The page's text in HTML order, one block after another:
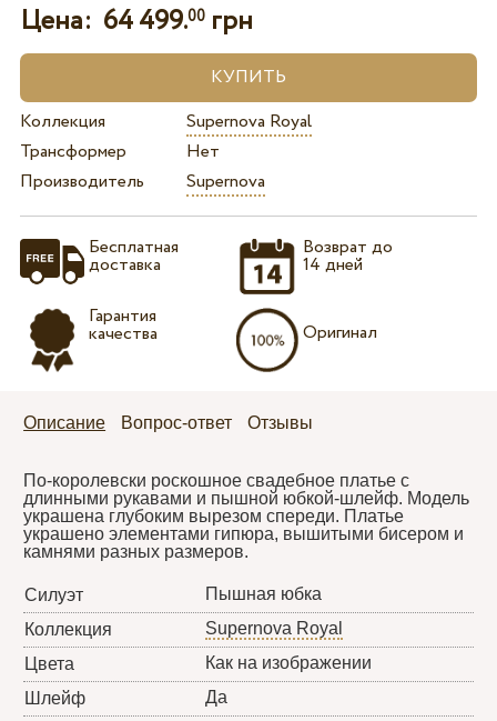
Цена: 64 499.00грн
Коллекция
Supernova Royal
Трансформер
Нет
Производитель
Supernova
Бесплатная
доставка
Гарантия
качества
Возврат до
14 дней
Оригинал
Описание Вопрос-ответ Отзывы
По-королевски роскошное свадебное платье с
длинными рукавами и пышной юбкой-шлейф. Модель
украшена глубоким вырезом спереди. Платье
украшено элементами гипюра, вышитыми бисером и
камнями разных размеров.
Силуэт
Пышная юбка
Коллекция
Supernova Royal
Цвета
Как на изображении
Шлейф
Да